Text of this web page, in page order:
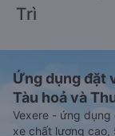
Trì
Ứng dụng đặt
Tàu hoả và
Vexere - ứng
xe chất lượng